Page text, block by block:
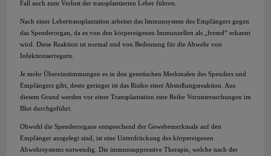
Fall auch zum Verlust der transplantierten Leber führen.
Nach einer Lebertransplantation arbeitet das Immunsystem des Empfängers gegen
das Spenderorgan, da es von den körpereigenen Immunzellen als „fremd“ erkannt
wird. Diese Reaktion ist normal und von Bedeutung für die Abwehr von
Infektionserregern.
Je mehr Übereinstimmungen es in den genetischen Merkmalen des Spenders und
Empfängers gibt, desto geringer ist das Risiko einer Abstoßungsreaktion. Aus
diesem Grund werden vor einer Transplantation eine Reihe Voruntersuchungen im
Blut durchgeführt.
Obwohl die Spenderorgane entsprechend der Gewebemerkmale auf den
Empfänger ausgelegt sind, ist eine Unterdrückung des körpereigenen
Abwehrsystems notwendig. Die immunsuppressive Therapie, welche nach der